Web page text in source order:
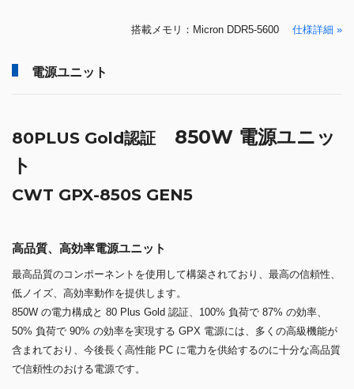
搭載メモリ：Micron DDR5-5600 仕様詳細 »
電源ユニット
80PLUS Gold認証 850W 電源ユニッ
ト
CWT GPX-850S GEN5
高品質、高効率電源ユニット
最高品質のコンポーネントを使用して構築されており、最高の信頼性、
低ノイズ、高効率動作を提供します。
850W の電力構成と 80 Plus Gold 認証、100% 負荷で 87% の効率、
50% 負荷で 90% の効率を実現する GPX 電源には、多くの高級機能が
含まれており、今後長く高性能 PC に電力を供給するのに十分な高品質
で信頼性のおける電源です。